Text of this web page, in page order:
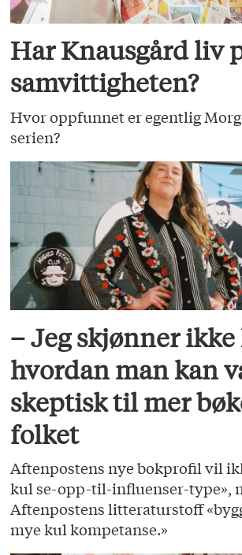
Har Knausgård liv
samvittigheten?
Hvor oppfunnet er egentlig
serien?
– Jeg skjønner
hvordan man kan
skeptisk til mer
folket
Aftenpostens nye bokprofil vil
kul se-opp-til-influenser-type»,
Aftenpostens litteraturstoff
mye kul kompetanse.»